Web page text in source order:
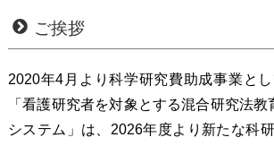
ご挨拶
2020年4月より科学研究費助成事業と
「看護研究者を対象とする混合研究法
システム」は、2026年度より新たな科